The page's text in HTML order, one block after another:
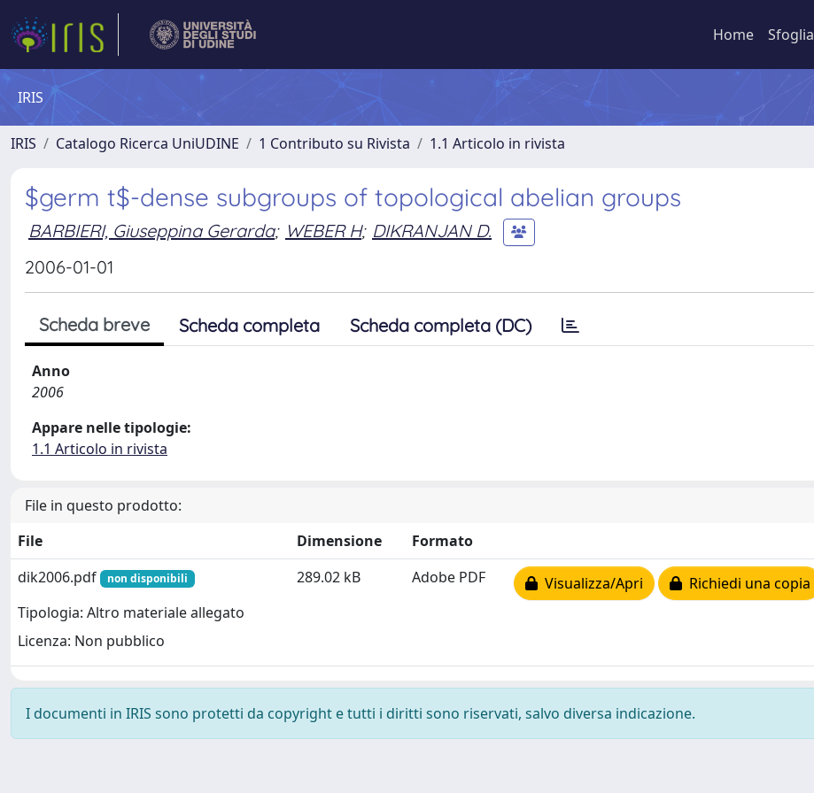
Home Sfoglia
IRIS
IRIS Catalogo Ricerca UniUDINE 1 Contributo su Rivista 1.1 Articolo in rivista
$germ t$-dense subgroups of topological abelian groups
BARBIERI, Giuseppina Gerarda; WEBER H; DIKRANJAN D.
2006-01-01
Scheda breve Scheda completa Scheda completa (DC)
Anno
2006
Appare nelle tipologie:
1.1 Articolo in rivista
File in questo prodotto:
File
Dimensione
Formato
dik2006.pdf
non disponibili
Tipologia: Altro materiale allegato
Licenza: Non pubblico
289.02 kB Adobe PDF Visualizza/Apri Richiedi una copia
I documenti in IRIS sono protetti da copyright e tutti i diritti sono riservati, salvo diversa indicazione.